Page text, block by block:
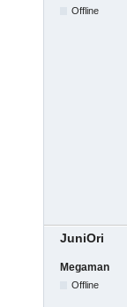
Offline
JuniOri
Megaman
Offline